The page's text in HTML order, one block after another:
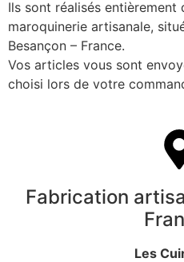
Ils sont réalisés
maroquinerie artisanale,
Besançon – France.
Vos articles vous sont
choisi lors de votre
Fabrication
Les